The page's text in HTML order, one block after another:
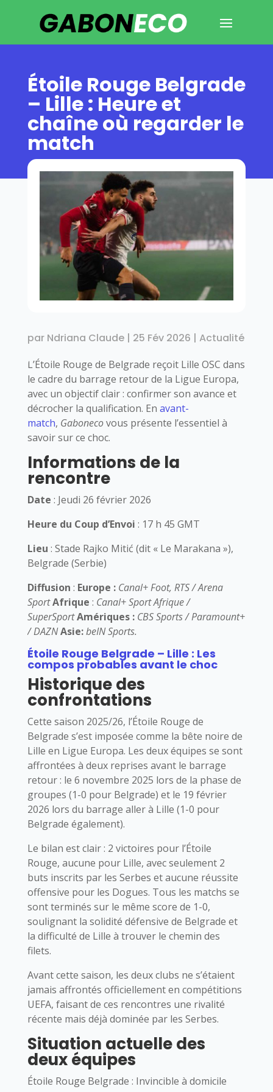
Étoile Rouge Belgrade
– Lille : Heure et
chaîne où regarder le
match
par Ndriana Claude| 25 Fév 2026 | Actualité
L’Étoile Rouge de Belgrade reçoit Lille OSC dans
le cadre du barrage retour de la Ligue Europa,
avec un objectif clair : confirmer son avance et
décrocher la qualification. En avant-
match, Gabonecovous présente l’essentiel à
savoir sur ce choc.
Informations de la
rencontre
Date : Jeudi 26 février 2026
Heure du Coup d’Envoi : 17 h 45 GMT
Lieu : Stade Rajko Mitić (dit « Le Marakana »),
Belgrade (Serbie)
Diffusion : Europe : Canal+ Foot, RTS / Arena
SportAfrique : Canal+ Sport Afrique /
SuperSportAmériques : CBS Sports / Paramount+
/ DAZNAsie:beIN Sports.
Étoile Rouge Belgrade – Lille : Les
compos probables avant le choc
Historique des
confrontations
Cette saison 2025/26, l’Étoile Rouge de
Belgrade s’est imposée comme la bête noire de
Lille en Ligue Europa. Les deux équipes se sont
affrontées à deux reprises avant le barrage
retour : le 6 novembre 2025 lors de la phase de
groupes (1-0 pour Belgrade) et le 19 février
2026 lors du barrage aller à Lille (1-0 pour
Belgrade également).
Le bilan est clair : 2 victoires pour l’Étoile
Rouge, aucune pour Lille, avec seulement 2
buts inscrits par les Serbes et aucune réussite
offensive pour les Dogues. Tous les matchs se
sont terminés sur le même score de 1-0,
soulignant la solidité défensive de Belgrade et
la difficulté de Lille à trouver le chemin des
filets.
Avant cette saison, les deux clubs ne s’étaient
jamais affrontés officiellement en compétitions
UEFA, faisant de ces rencontres une rivalité
récente mais déjà dominée par les Serbes.
Situation actuelle des
deux équipes
Étoile Rouge Belgrade : Invincible à domicile